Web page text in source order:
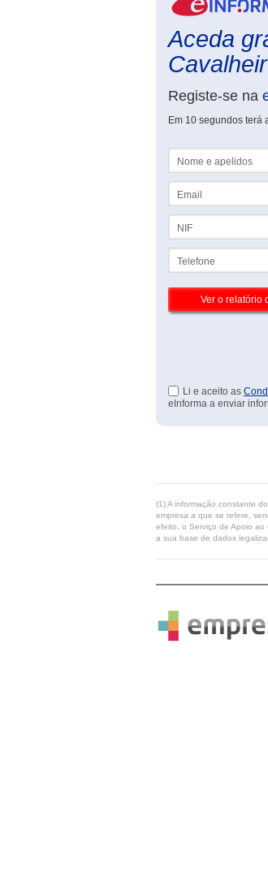
Aceda
Registe-se na
Em 10 segundos
Li e aceito as
eInforma a enviar
(1) A informação constante
empresa a que se refere,
efeito, o Serviço de Apoio ao
a sua base de dados